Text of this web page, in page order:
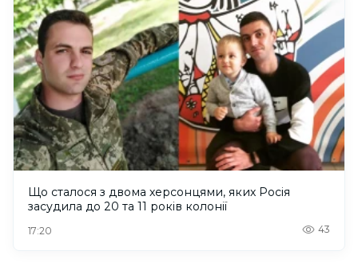
Що сталося з двома херсонцями, яких Росія
засудила до 20 та 11 років колонії
17:20 43